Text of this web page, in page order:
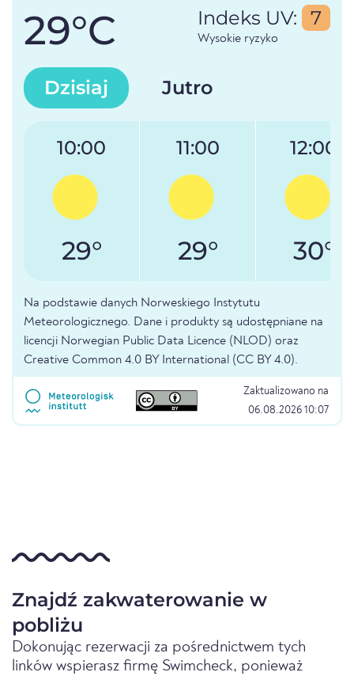
29°C Indeks UV: 7
Wysokie ryzyko
Dzisiaj Jutro
10:00
29°
11:00
29°
12:00
30°
Na podstawie danych Norweskiego Instytutu
Meteorologicznego. Dane i produkty są udostępniane na
licencji Norwegian Public Data Licence (NLOD) oraz
Creative Common 4.0 BY International (CC BY 4.0).
Zaktualizowano na
06.08.2026 10:07
Znajdź zakwaterowanie w
pobliżu
Dokonując rezerwacji za pośrednictwem tych
linków wspierasz firmę Swimcheck, ponieważ